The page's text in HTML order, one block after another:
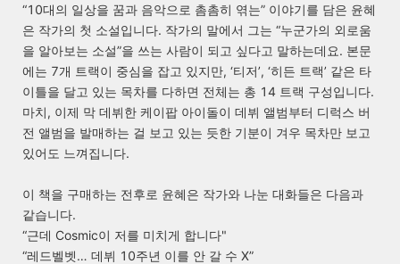
“10대의 일상을 꿈과 음악으로 촘촘히 엮는” 이야기를 담은 윤혜
은 작가의 첫 소설입니다. 작가의 말에서 그는 “누군가의 외로움
을 알아보는 소설”을 쓰는 사람이 되고 싶다고 말하는데요. 본문
에는 7개 트랙이 중심을 잡고 있지만, ‘티저’, ‘히든 트랙’ 같은 타
이틀을 달고 있는 목차를 다하면 전체는 총 14 트랙 구성입니다.
마치, 이제 막 데뷔한 케이팝 아이돌이 데뷔 앨범부터 디럭스 버
전 앨범을 발매하는 걸 보고 있는 듯한 기분이 겨우 목차만 보고
있어도 느껴집니다.
이 책을 구매하는 전후로 윤혜은 작가와 나눈 대화들은 다음과
같습니다.
“근데 Cosmic이 저를 미치게 합니다"
“레드벨벳… 데뷔 10주년 이를 안 갈 수 X”